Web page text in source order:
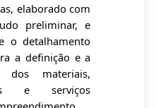
elaborado com
preliminar, e
o detalhamento
a definição e a
dos materiais,
e serviços